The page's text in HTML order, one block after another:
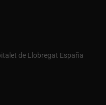
de Llobregat España